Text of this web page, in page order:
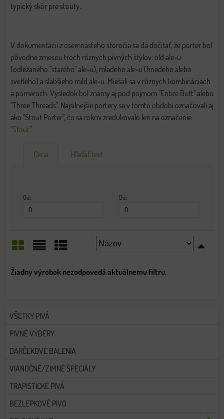
typický skôr pre stouty.
V dokumentácii z osemnásteho storočia sa dá dočítať, že porter bol
pôvodne zmesou troch rôznych pivných štýlov: old ale-u
(odležaného "starého" ale-u), mladého ale-u (hnedého alebo
svetlého) a slabšieho mild ale-u. Miešali sa v rôznych kombináciách
a pomeroch. Výsledok bol známy aj pod pojmom "Entire Butt" alebo
"Three Threads". Najsilnejšie portery sa v tomto období označovali aj
ako "Stout Porter", čo sa rokmi zredukovalo len na označenie
"Stout".
Cena Hľadať text
Od: Do:
Mriežka
VŠETKY PIVÁ
PIVNÉ VÝBERY
DARČEKOVÉ BALENIA
VIANOČNÉ/ZIMNÉ ŠPECIÁLY
TRAPISTICKÉ PIVÁ
BEZLEPKOVÉ PIVO